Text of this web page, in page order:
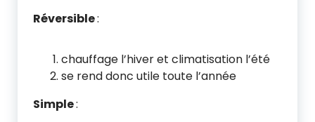
Réversible:
chauffage l’hiver et climatisation l’été
se rend donc utile toute l’année
Simple: